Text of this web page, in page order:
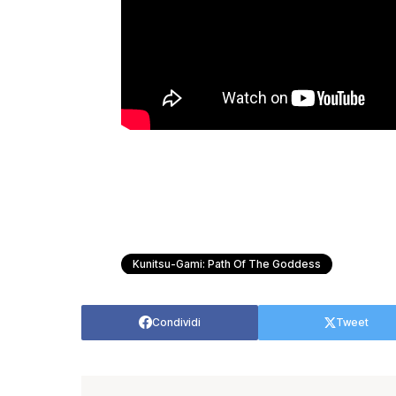
Kunitsu-Gami: Path Of The Goddess
Condividi Tweet